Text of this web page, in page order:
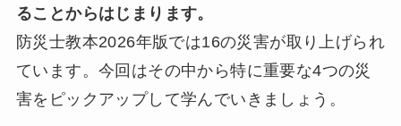
ることからはじまります。
防災士教本2026年版では16の災害が取り上げられ
ています。今回はその中から特に重要な4つの災
害をピックアップして学んでいきましょう。